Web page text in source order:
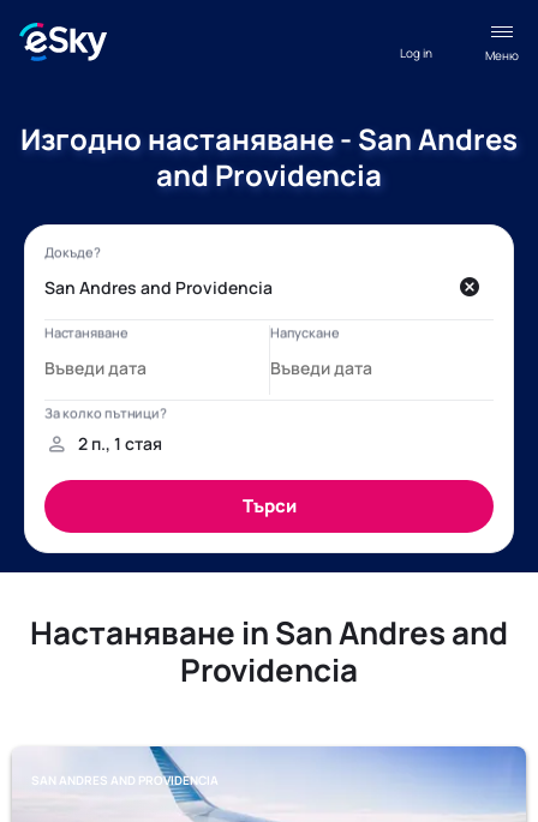
Меню
Log in
Изгодно настаняване - San Andres
and Providencia
Настаняване in San Andres and
Providencia
SAN ANDRES AND PROVIDENCIA